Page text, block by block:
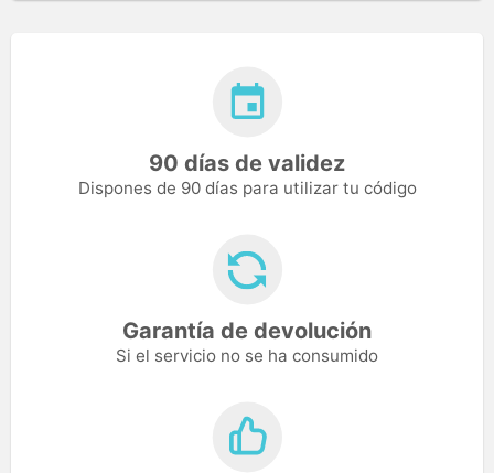
90 días de validez
Dispones de 90 días para utilizar tu código
Garantía de devolución
Si el servicio no se ha consumido